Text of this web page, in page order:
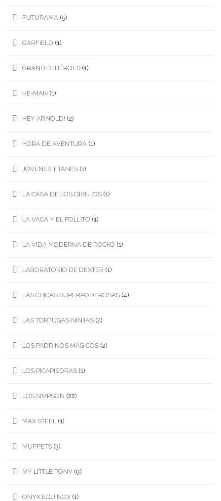
FUTURAMA (5)
GARFIELD (1)
GRANDES HÉROES (1)
HE-MAN (1)
HEY ARNOLD! (2)
HORA DE AVENTURA (1)
JÓVENES TITANES (1)
LA CASA DE LOS DIBUJOS (1)
LA VACA Y EL POLLITO (1)
LA VIDA MODERNA DE ROCKO (1)
LABORATORIO DE DEXTER (1)
LAS CHICAS SUPERPODEROSAS (4)
LAS TORTUGAS NINJAS (2)
LOS PÁDRINOS MÁGICOS (2)
LOS PICAPIEDRAS (1)
LOS SIMPSON (22)
MAX STEEL (1)
MUPPETS (3)
MY LITTLE PONY (9)
ONYX EQUINOX (1)